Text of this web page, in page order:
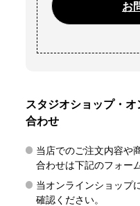
お
スタジオショップ・
合わせ
当店でのご注文内容や
合わせは下記のフォー
当オンラインショップ
確認ください。